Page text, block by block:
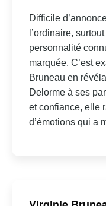
Difficile
l’ordinaire,
personnalité
marquée. C’est
Bruneau en
Delorme à ses
et confiance, elle
d’émotions qui a